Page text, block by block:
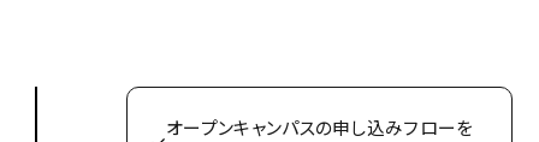
オープンキャンパスの申し込みフローを